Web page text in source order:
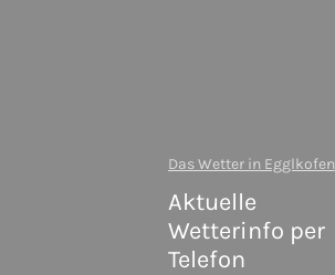
Das Wetter in Egglkofen
Aktuelle
Wetterinfo per
Telefon